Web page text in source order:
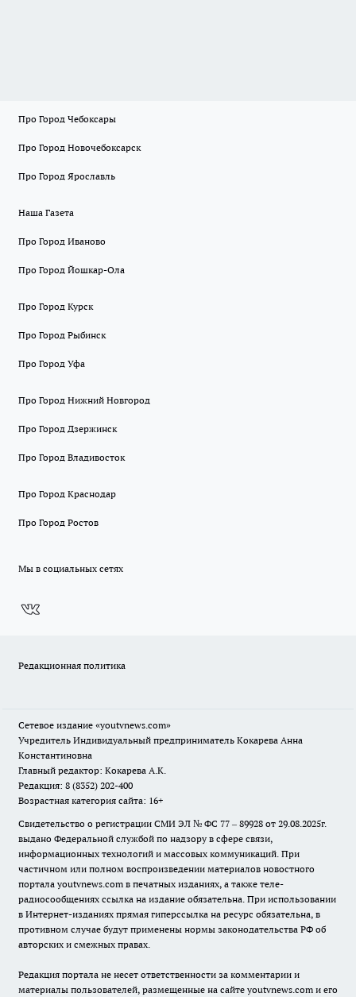
Про Город Чебоксары
Про Город Новочебоксарск
Про Город Ярославль
Наша Газета
Про Город Иваново
Про Город Йошкар-Ола
Про Город Курск
Про Город Рыбинск
Про Город Уфа
Про Город Нижний Новгород
Про Город Дзержинск
Про Город Владивосток
Про Город Краснодар
Про Город Ростов
Мы в социальных сетях
Редакционная политика
Сетевое издание «youtvnews.com»
Учредитель Индивидуальный предприниматель Кокарева Анна
Константиновна
Главный редактор: Кокарева А.К.
Редакция: 8 (8352) 202-400
Возрастная категория сайта: 16+
Свидетельство о регистрации СМИ ЭЛ № ФС 77 – 89928 от 29.08.2025г.
выдано Федеральной службой по надзору в сфере связи,
информационных технологий и массовых коммуникаций. При
частичном или полном воспроизведении материалов новостного
портала youtvnews.com в печатных изданиях, а также теле-
радиосообщениях ссылка на издание обязательна. При использовании
в Интернет-изданиях прямая гиперссылка на ресурс обязательна, в
противном случае будут применены нормы законодательства РФ об
авторских и смежных правах.
Редакция портала не несет ответственности за комментарии и
материалы пользователей, размещенные на сайте youtvnews.com и его